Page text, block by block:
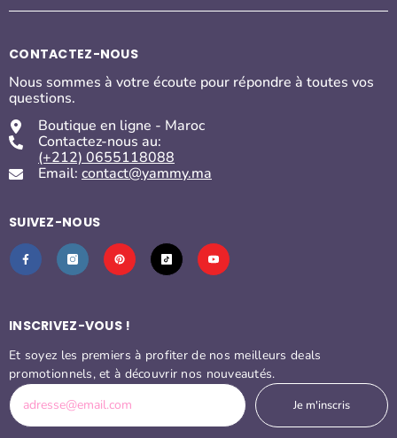
CONTACTEZ-NOUS
Nous sommes à votre écoute pour répondre à toutes vos
questions.
Boutique en ligne - Maroc
Contactez-nous au:
(+212) 0655118088
Email: contact@yammy.ma
SUIVEZ-NOUS
INSCRIVEZ-VOUS !
Et soyez les premiers à profiter de nos meilleurs deals
promotionnels, et à découvrir nos nouveautés.
Je m'inscris